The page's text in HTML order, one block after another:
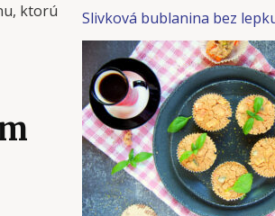
ktorú
Slivková bublanina bez